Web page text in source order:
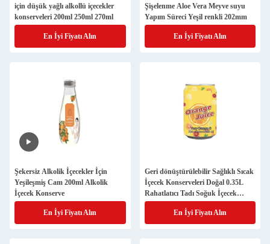
için düşük yağlı alkollü içecekler
konserveleri 200ml 250ml 270ml
En İyi Fiyatı Alın
Şişelenme Aloe Vera Meyve suyu
Yapım Süreci Yeşil renkli 202mm
En İyi Fiyatı Alın
Şekersiz Alkolik İçecekler İçin
Yeşileşmiş Cam 200ml Alkolik
İçecek Konserve
En İyi Fiyatı Alın
Geri dönüştürülebilir Sağlıklı Sıcak
İçecek Konserveleri Doğal 0.35L
Rahatlatıcı Tadı Soğuk İçecek
Konserveleri
En İyi Fiyatı Alın